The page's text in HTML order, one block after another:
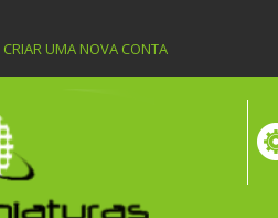
CRIAR UMA NOVA CONTA